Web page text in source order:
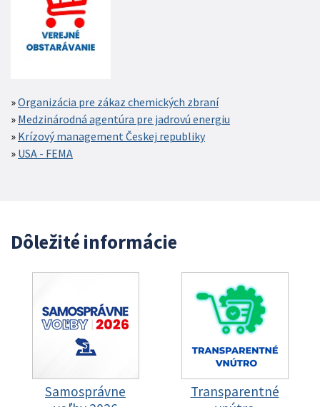
Organizácia pre zákaz chemických zbraní
Medzinárodná agentúra pre jadrovú energiu
Krízový management Českej republiky
USA - FEMA
Dôležité informácie
Samosprávne
Transparentné